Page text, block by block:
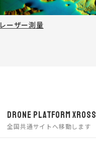
レーザー測量
DRONE PLATFORM XROSS
全国共通サイトへ移動します